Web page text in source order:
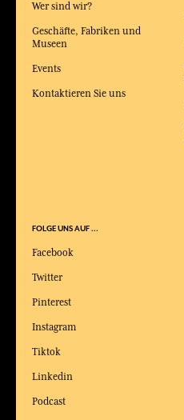
Wer sind wir?
Geschäfte, Fabriken und
Museen
Events
Kontaktieren Sie uns
FOLGE UNS AUF ...
Facebook
Twitter
Pinterest
Instagram
Tiktok
Linkedin
Podcast